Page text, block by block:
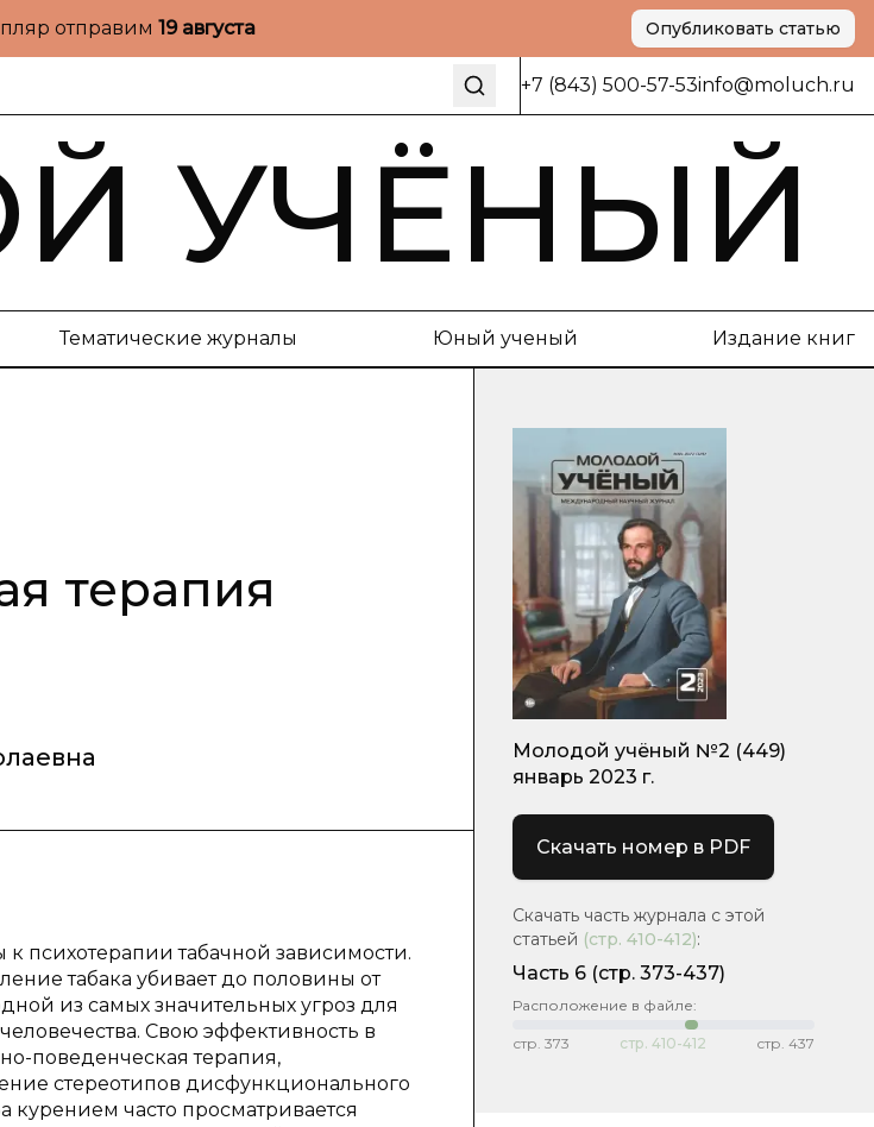
отправим 19 августа Опубликовать статью
+7 (843) 500-57-53info@moluch.ru
УЧЁНЫЙ
Тематические журналы Юный ученый Издание книг
терапия
психотерапии табачной зависимости.
табака убивает до половины от
из самых значительных угроз для
Свою эффективность в
поведенческая терапия,
стереотипов дисфункционального
часто просматривается
Молодой учёный №2 (449)
январь 2023 г.
Скачать номер в PDF
Скачать часть журнала с этой
статьей (стр. 410-412):
Часть 6 (стр. 373-437)
Расположение в файле:
стр. 373 стр. 410-412 стр. 437